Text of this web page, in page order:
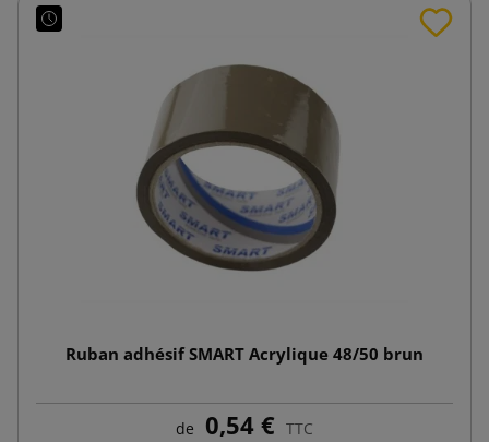
Ruban adhésif SMART Acrylique 48/50 brun
de 0,54 € TTC